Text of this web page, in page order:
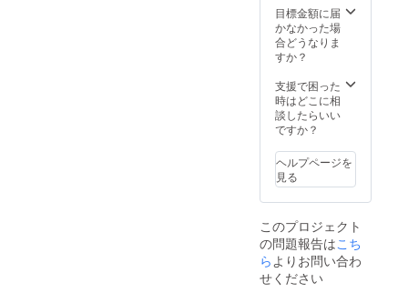
ズル×3
空気入
れノズ
ル×3 ク
ナーノ
ズル×3
空気抜
きノズ
本語取
扱説明
書×3
目標金額に届
かなかった場
合どうなりま
すか？
支援で困った
時はどこに相
談したらいい
ですか？
ヘルプページを
見る
このプロジェクト
の問題報告はこち
ら よりお問い合わ
せください